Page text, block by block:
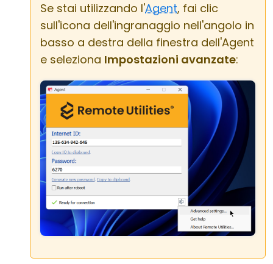
Se stai utilizzando l'Agent, fai clic
sull'icona dell'ingranaggio nell'angolo in
basso a destra della finestra dell'Agent
e seleziona Impostazioni avanzate: